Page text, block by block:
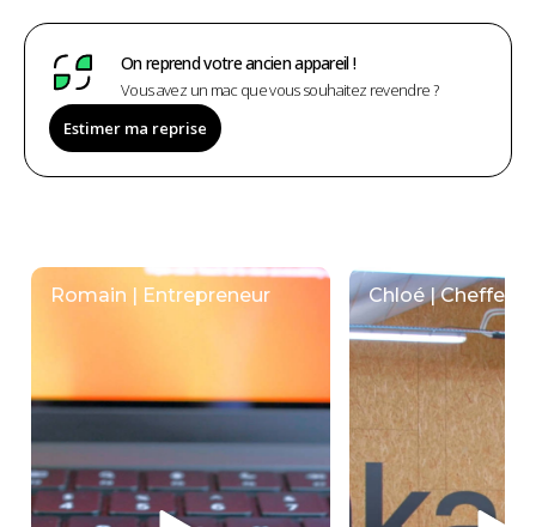
On reprend votre ancien appareil !
Vous avez un mac que vous souhaitez revendre ?
Estimer ma reprise